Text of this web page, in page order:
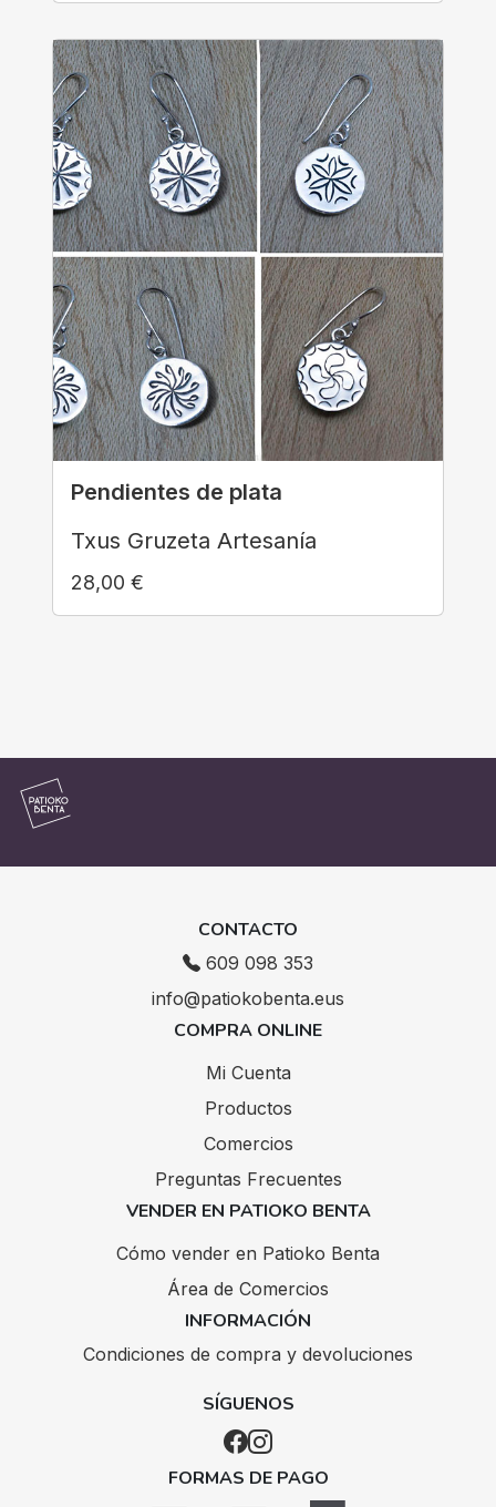
Pendientes de plata
Txus Gruzeta Artesanía
28,00€
CONTACTO
609 098 353
info@patiokobenta.eus
COMPRA ONLINE
Mi Cuenta
Productos
Comercios
Preguntas Frecuentes
VENDER EN PATIOKO BENTA
Cómo vender en Patioko Benta
Área de Comercios
INFORMACIÓN
Condiciones de compra y devoluciones
SÍGUENOS
FORMAS DE PAGO